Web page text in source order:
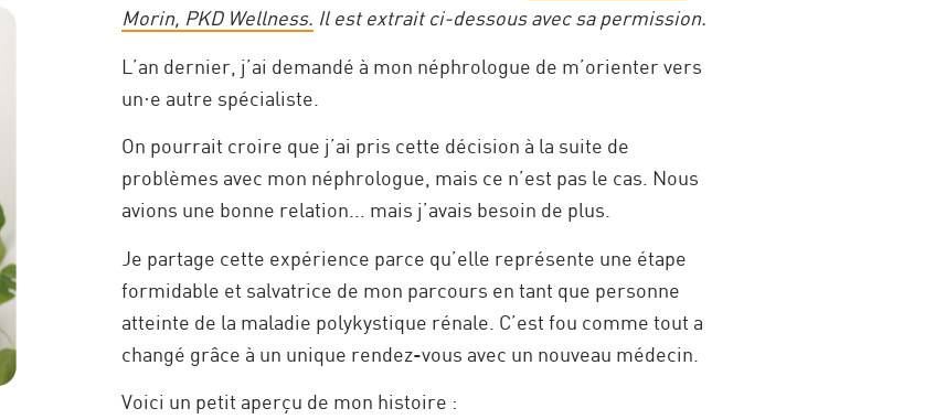
Morin, PKD Wellness. Il est extrait ci-dessous avec sa permission.
L’an dernier, j’ai demandé à mon néphrologue de m’orienter vers
un·e autre spécialiste.
On pourrait croire que j’ai pris cette décision à la suite de
problèmes avec mon néphrologue, mais ce n’est pas le cas. Nous
avions une bonne relation... mais j’avais besoin de plus.
Je partage cette expérience parce qu’elle représente une étape
formidable et salvatrice de mon parcours en tant que personne
atteinte de la maladie polykystique rénale. C’est fou comme tout a
changé grâce à un unique rendez-vous avec un nouveau médecin.
Voici un petit aperçu de mon histoire :